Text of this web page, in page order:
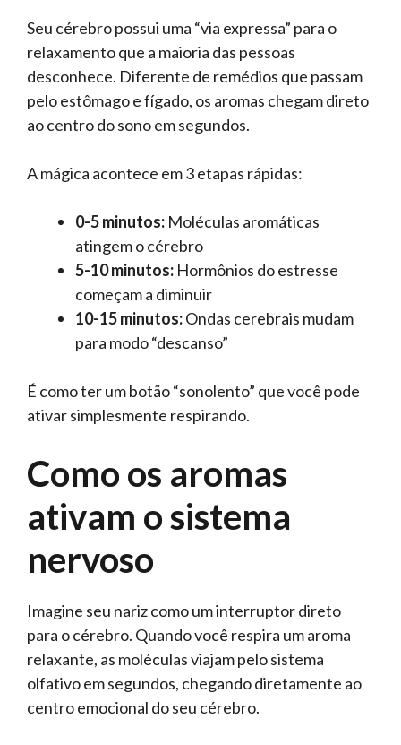
Seu cérebro possui uma “via expressa” para o
relaxamento que a maioria das pessoas
desconhece. Diferente de remédios que passam
pelo estômago e fígado, os aromas chegam direto
ao centro do sono em segundos.
A mágica acontece em 3 etapas rápidas:
0-5 minutos: Moléculas aromáticas
atingem o cérebro
5-10 minutos: Hormônios do estresse
começam a diminuir
10-15 minutos:Ondas cerebrais mudam
para modo “descanso”
É como ter um botão “sonolento” que você pode
ativar simplesmente respirando.
Como os aromas
ativam o sistema
nervoso
Imagine seu nariz como um interruptor direto
para o cérebro. Quando você respira um aroma
relaxante, as moléculas viajam pelo sistema
olfativo em segundos, chegando diretamente ao
centro emocional do seu cérebro.